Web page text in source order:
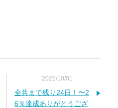
2025/10/01
全共まで残り24日！〜2
6％達成ありがとうござ